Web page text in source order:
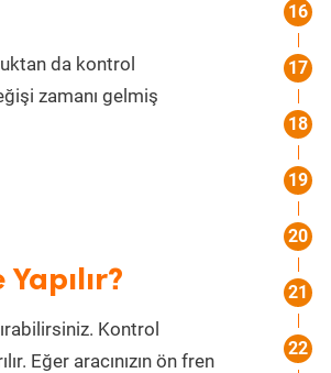
da kontrol
zamanı gelmiş
Kontrol
Eğer aracınızın ön fren
16
17
18
19
20
21
22